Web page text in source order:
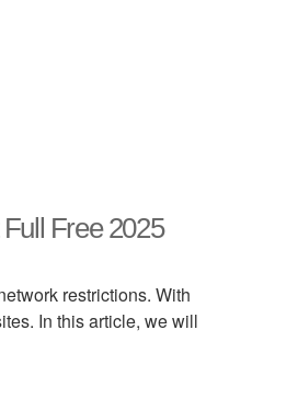
Free 2025
restrictions. With
In this article, we will